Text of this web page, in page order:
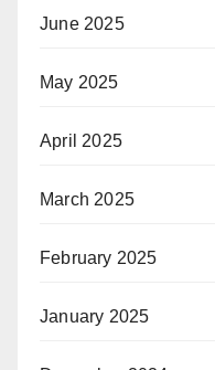
June 2025
May 2025
April 2025
March 2025
February 2025
January 2025